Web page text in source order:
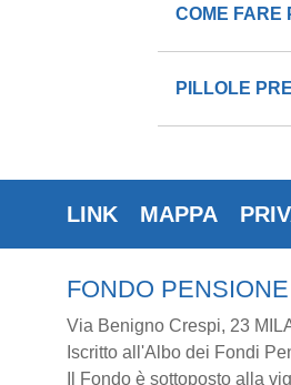
COME FARE
PILLOLE
LINK MAPPA
FONDO
Via Benigno Crespi, 23
Iscritto all'Albo dei Fondi
Il Fondo è sottoposto alla